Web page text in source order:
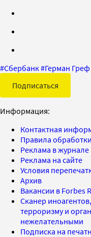
#Сбербанк#Герман Греф
Подписаться
Информация:
Контактная
Правила обработки
Реклама в журнале
Реклама на сайте
Условия
Архив
Вакансии в Forbes
Сканер
терроризму и
нежелательными
Подписка на